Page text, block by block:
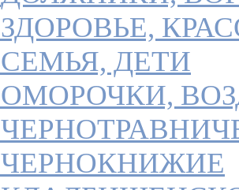
ЗДОРОВЬЕ,
СЕМЬЯ, ДЕТИ
ОМОРОЧКИ,
ЧЕРНОКНИЖИЕ